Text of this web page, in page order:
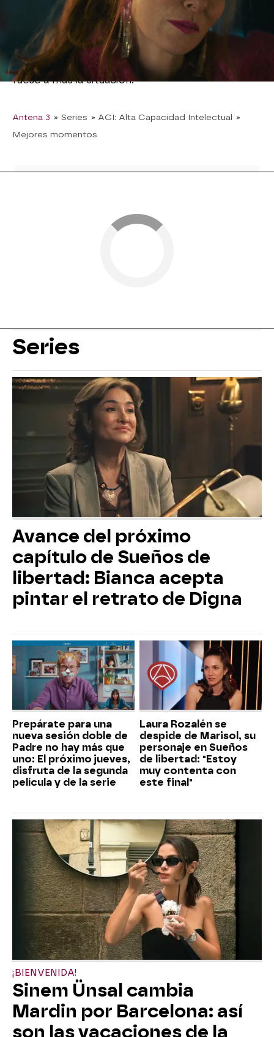
La agente de policía, según dice ella misma, no
quiere caer en la tentación de su compañero, ya
que anteriormente ya había estado con gente
del mismo equipo. Céline, con el rostro
desencajado por no creer lo que estaba oyendo,
ha accedido a hablar con Timothée para que no
fuese a más la situación.
Antena 3 » Series » ACI: Alta Capacidad Intelectual »
Mejores momentos
Series
Avance del próximo
capítulo de Sueños de
libertad: Bianca acepta
pintar el retrato de Digna
Prepárate para una
nueva sesión doble de
Padre no hay más que
uno: El próximo jueves,
disfruta de la segunda
película y de la serie
Laura Rozalén se
despide de Marisol, su
personaje en Sueños
de libertad: "Estoy
muy contenta con
este final"
¡BIENVENIDA!
Sinem Ünsal cambia
Mardin por Barcelona: así
son las vacaciones de la